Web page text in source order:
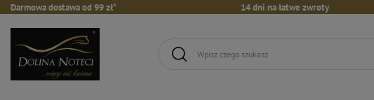
Darmowa dostawa od 99 zł* 14 dni na łatwe zwroty